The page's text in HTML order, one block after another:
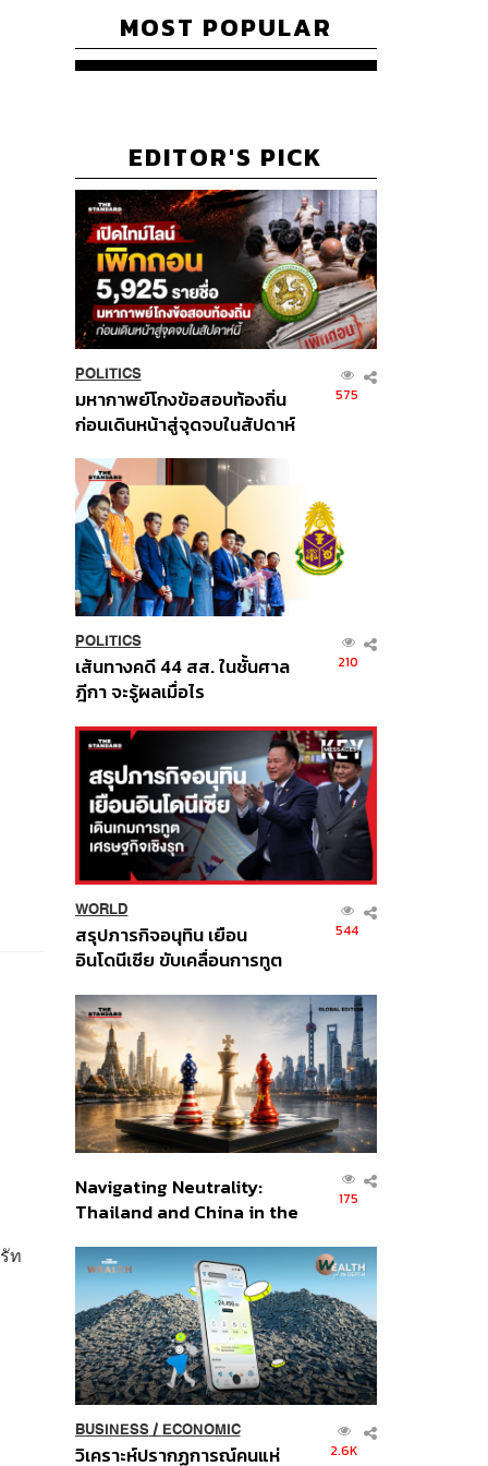
ท
MOST POPULAR
EDITOR'S PICK
POLITICS
มหากาพย์โกงข้อสอบท้องถิ่น
ก่อนเดินหน้าสู่จุดจบในสัปดาห์
575
POLITICS
เส้นทางคดี 44 สส. ในชั้นศาล
ฎีกา จะรู้ผลเมื่อไร
210
WORLD
สรุปภารกิจอนุทิน เยือน
อินโดนีเซีย ขับเคลื่อนการทูต
ส่วนยุทธศาสตร์ไทย –
อินโดนีเซีย
544
Navigating Neutrality:
Thailand and China in the
Order
175
BUSINESS/ ECONOMIC
วิเคราะห์ปรากฏการณ์คนแห่ 2.6K